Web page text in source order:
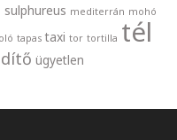
mediterrán mohó
tapas taxi tor tortilla tél
ügyetlen